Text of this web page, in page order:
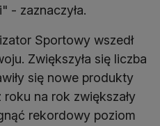
- zaznaczyła.
Sportowy wszedł
Zwiększyła się liczba
się nowe produkty
roku na rok zwiększały
rekordowy poziom